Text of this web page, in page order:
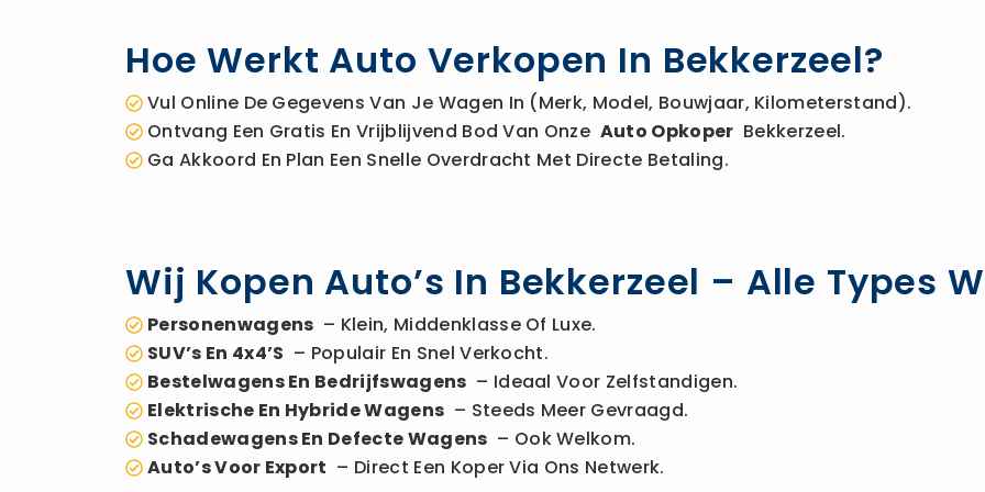
Hoe Werkt Auto Verkopen In Bekkerzeel?
Vul Online De Gegevens Van Je Wagen In (merk, Model, Bouwjaar, Kilometerstand).
Ontvang Een Gratis En Vrijblijvend Bod Van Onze Auto Opkoper Bekkerzeel.
Ga Akkoord En Plan Een Snelle Overdracht Met Directe Betaling.
Wij Kopen Auto’s In Bekkerzeel – Alle Types
Personenwagens – Klein, Middenklasse Of Luxe.
SUV’s En 4x4’s – Populair En Snel Verkocht.
Bestelwagens En Bedrijfswagens – Ideaal Voor Zelfstandigen.
Elektrische En Hybride Wagens – Steeds Meer Gevraagd.
Schadewagens En Defecte Wagens – Ook Welkom.
Auto’s Voor Export – Direct Een Koper Via Ons Netwerk.